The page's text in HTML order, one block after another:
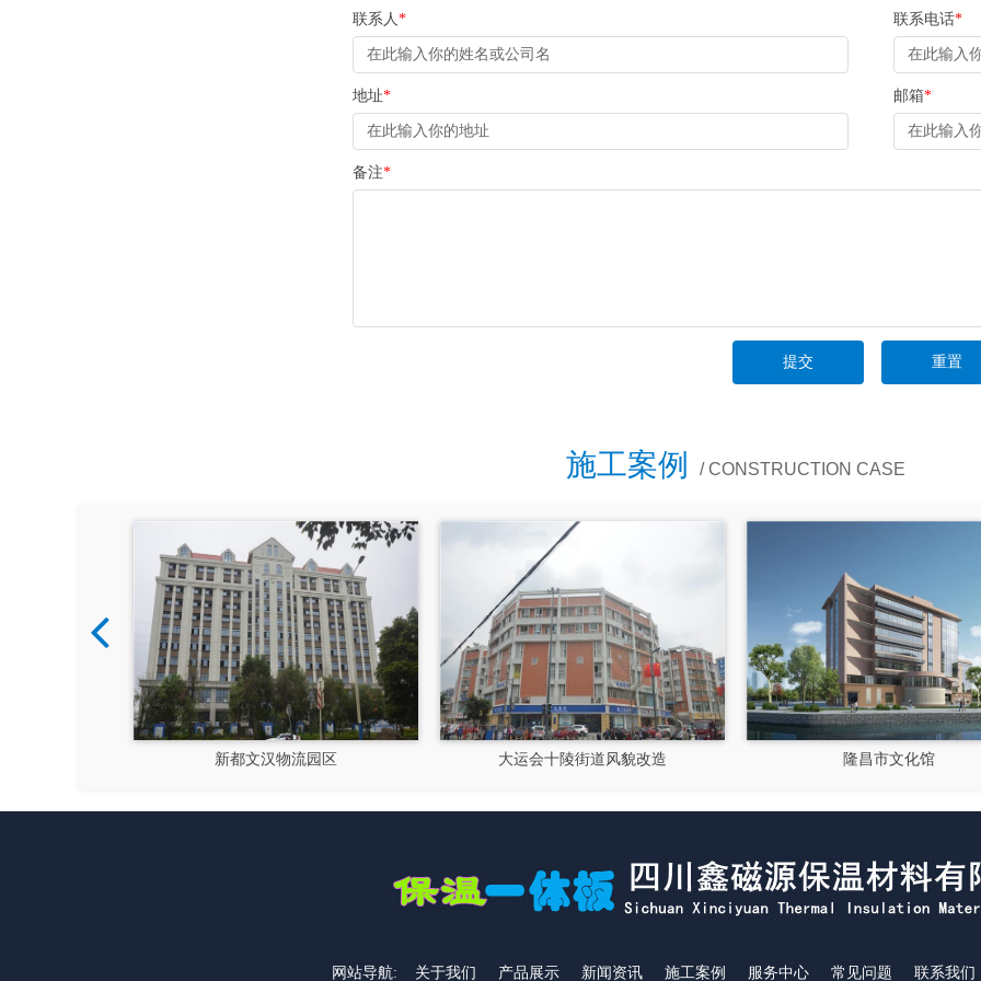
联系人* 联系电话*
地址* 邮箱*
备注*
施工案例 / CONSTRUCTION CASE
新都文汉物流园区 大运会十陵街道风貌改造 隆昌市文化馆
网站导航: 关于我们 产品展示 新闻资讯 施工案例 服务中心 常见问题 联系我们